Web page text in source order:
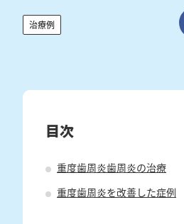
治療例
目次
重度歯周炎歯周炎の治療
重度歯周炎を改善した症例